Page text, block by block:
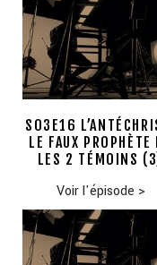
S03E16
LE FAUX PROPHÈTE
LES 2 TÉMOINS
Voir l'épisode >